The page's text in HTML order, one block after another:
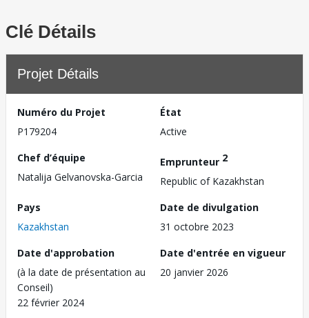
Clé Détails
Projet Détails
Numéro du Projet
P179204
État
Active
Chef d’équipe
Natalija Gelvanovska-Garcia
Emprunteur 2
Republic of Kazakhstan
Pays
Kazakhstan
Date de divulgation
31 octobre 2023
Date d'approbation
(à la date de présentation au
Conseil)
22 février 2024
Date d'entrée en vigueur
20 janvier 2026